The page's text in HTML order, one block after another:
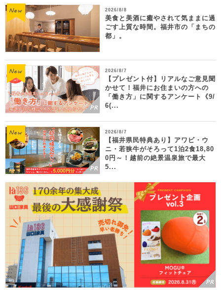
2026/8/8
美食と美酒に癒やされて気ままに過
ごす上質な時間。福井市の「まちの
都」。
2026/8/7
【プレゼント付】リアルなご意見聞
かせて！福井にお住まいの方への
「働き方」に関するアンケート《9/
6(...
2026/8/7
【福井県民特典あり】アワビ・ウ
ニ・若狭牛がそろって1泊2食18,80
0円～！越前の絶景温泉旅で最大
5...